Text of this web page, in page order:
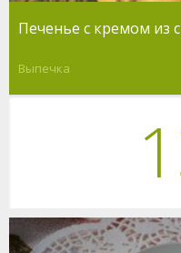
Печенье с кремом из
Выпечка